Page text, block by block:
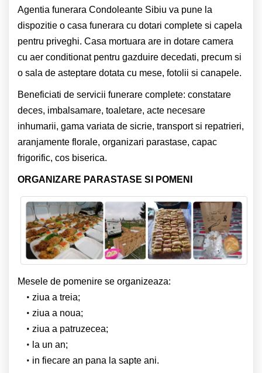
Agentia funerara Condoleante Sibiu va pune la
dispozitie o casa funerara cu dotari complete si capela
pentru priveghi. Casa mortuara are in dotare camera
cu aer conditionat pentru gazduire decedati, precum si
o sala de asteptare dotata cu mese, fotolii si canapele.
Beneficiati de servicii funerare complete: constatare
deces, imbalsamare, toaletare, acte necesare
inhumarii, gama variata de sicrie, transport si repatrieri,
aranjamente florale, organizari parastase, capac
frigorific, cos biserica.
ORGANIZARE PARASTASE SI POMENI
Mesele de pomenire se organizeaza:
ziua a treia;
ziua a noua;
ziua a patruzecea;
la un an;
in fiecare an pana la sapte ani.